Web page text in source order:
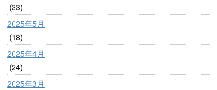
(33)
2025年5月
(18)
2025年4月
(24)
2025年3月